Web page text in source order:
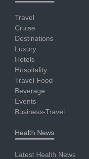
Travel
Cruise
Destinations
Luxury
Hotels
Hospitality
Travel-Food-
Beverage
Events
Business-Travel
Health News
Latest Health News